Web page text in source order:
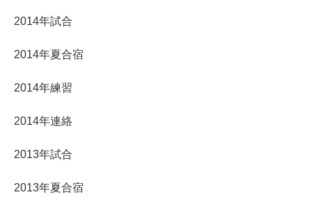
2014年試合
2014年夏合宿
2014年練習
2014年連絡
2013年試合
2013年夏合宿